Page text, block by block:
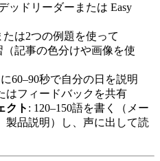
ッドリーダーまたは Easy
は2つの例題を使って
記事の色分けや画像を使
60–90秒で自分の日を説明
はフィードバックを共有
クト : 120–150語を書く（メー
製品説明）し、声に出して読